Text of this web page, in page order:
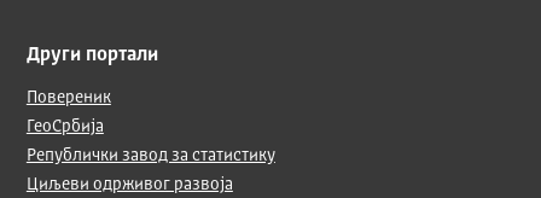
Други портали
Повереник
ГеоСрбија
Републички завод за статистику
Циљеви одрживог развоја